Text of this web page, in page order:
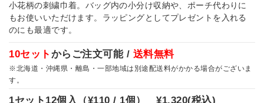
小花柄の刺繍巾着。バッグ内の小分け収納や、ポーチ代わりに
もお使いいただけます。ラッピングとしてプレゼントを入れる
のにも最適です。
10セット からご注文可能 / 送料無料
※北海道・沖縄県・離島・一部地域は別途配送料がかかる場合がございま
す。
1セット12個入（¥110 / 1個）¥1,320(税込)